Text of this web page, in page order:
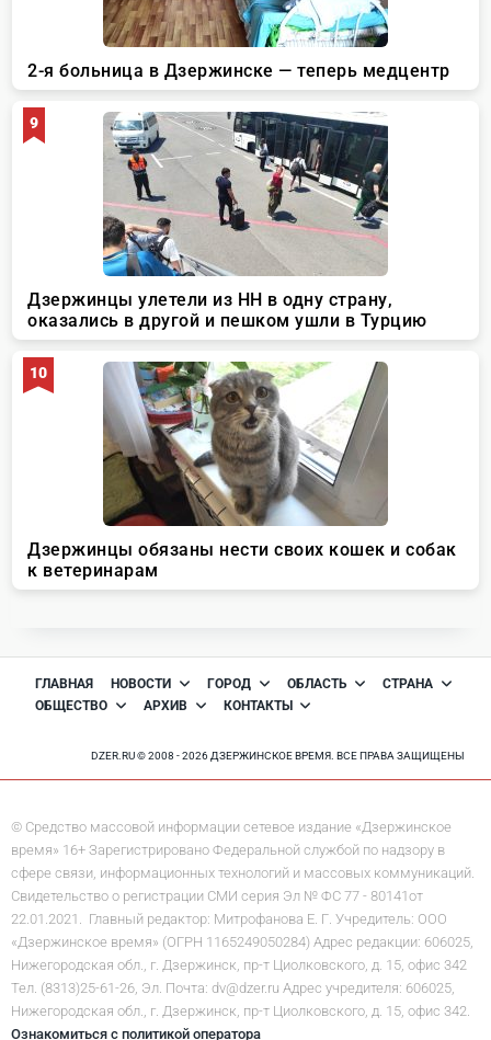
ГЛАВНАЯ НОВОСТИ ГОРОД ОБЛАСТЬ
СТРАНА
ОБЩЕСТВО
АРХИВ КОНТАКТЫ
DZER.RU © 2008 - 2026 ДЗЕРЖИНСКОЕ ВРЕМЯ. ВСЕ ПРАВА ЗАЩИЩЕНЫ
© Средство массовой информации сетевое издание «Дзержинское
время» 16+ Зарегистрировано Федеральной службой по надзору в
сфере связи, информационных технологий и массовых коммуникаций.
Свидетельство о регистрации СМИ серия Эл № ФС 77 - 80141от
22.01.2021. Главный редактор: Митрофанова Е. Г. Учредитель: ООО
«Дзержинское время» (ОГРН 1165249050284) Адрес редакции: 606025,
Нижегородская обл., г. Дзержинск, пр-т Циолковского, д. 15, офис 342
Тел. (8313)25-61-26, Эл. Почта: dv@dzer.ru Адрес учредителя: 606025,
Нижегородская обл., г. Дзержинск, пр-т Циолковского, д. 15, офис 342.
Ознакомиться с политикой оператора